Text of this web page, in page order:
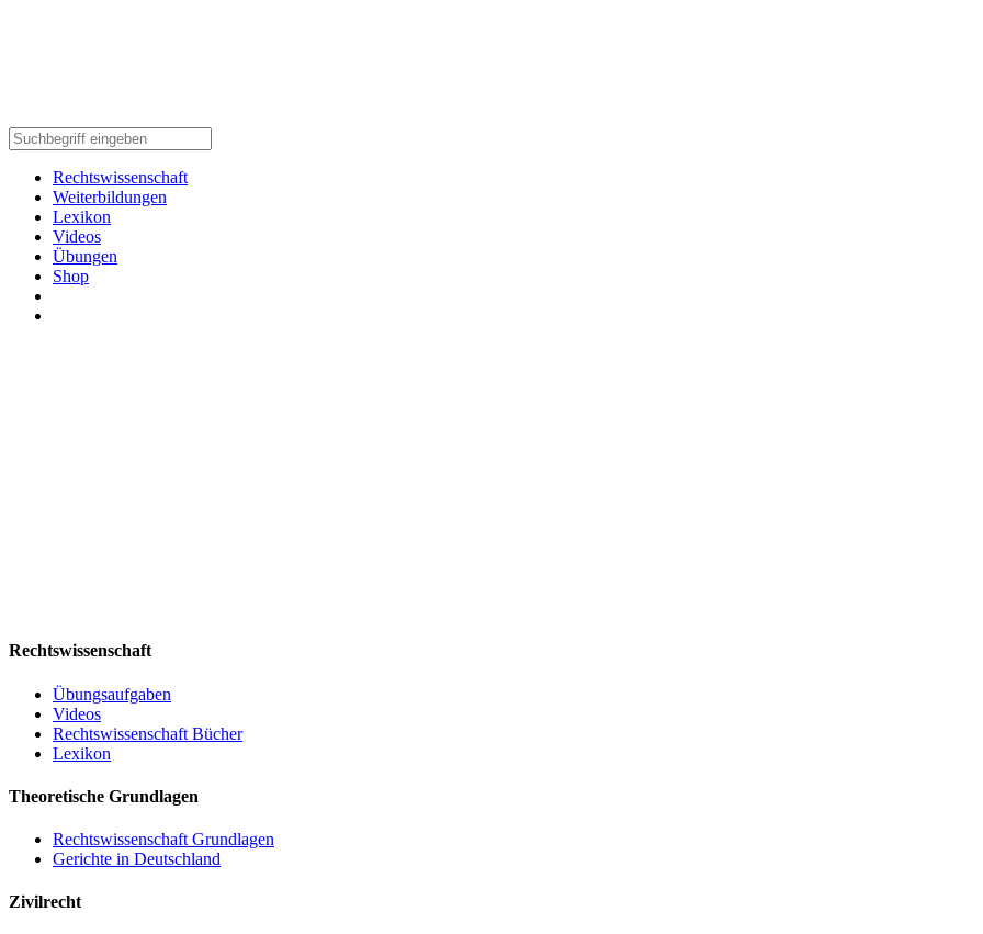
Rechtswissenschaft
Weiterbildungen
Lexikon
Videos
Übungen
Shop
Rechtswissenschaft
Übungsaufgaben
Videos
Rechtswissenschaft Bücher
Lexikon
Theoretische Grundlagen
Rechtswissenschaft Grundlagen
Gerichte in Deutschland
Zivilrecht